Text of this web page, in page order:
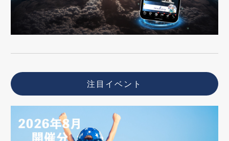
注目イベント